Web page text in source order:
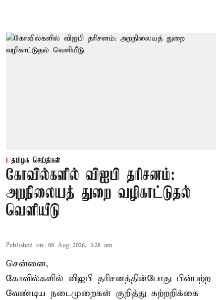
தமிழக செய்திகள்
கோவில்களில் விஐபி தரிசனம்:
அறநிலையத் துறை வழிகாட்டுதல்
வெளியீடு
Published on: 08 Aug 2026, 3:28 am
சென்னை,
கோவில்களில் விஐபி தரிசனத்தின்போது பின்பற்ற
வேண்டிய நடைமுறைகள் குறித்து சுற்றறிக்கை